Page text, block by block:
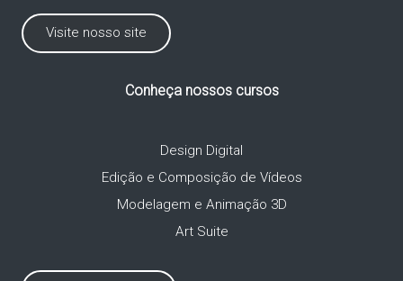
Visite nosso site
Conheça nossos cursos
Design Digital
Edição e Composição de Vídeos
Modelagem e Animação 3D
Art Suite